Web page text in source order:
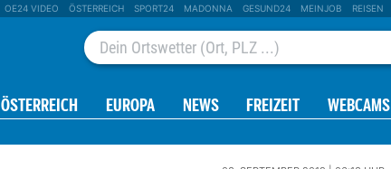
OE24 VIDEO ÖSTERREICH SPORT24 MADONNA GESUND24 MEINJOB REISEN
ÖSTERREICH EUROPA NEWS FREIZEIT WEBCAMS